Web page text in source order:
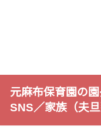
元麻布保育園の
SNS／家族（夫